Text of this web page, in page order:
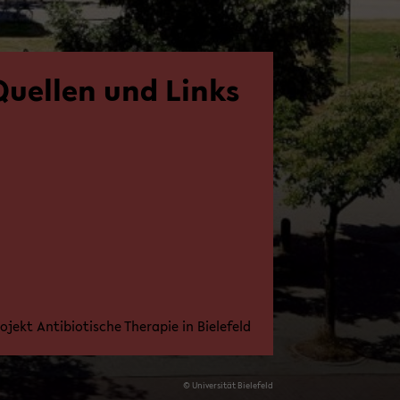
und Links
An­ti­bio­ti­sche The­ra­pie in Bie­le­feld
© Uni­ver­si­tät Bie­le­feld